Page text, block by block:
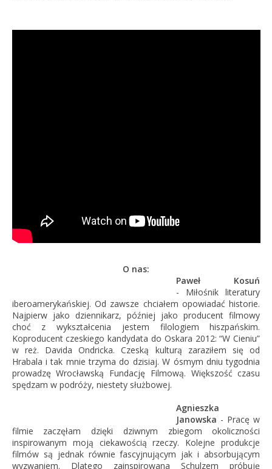
O nas:
Paweł Kosuń
- Miłośnik literatury
iberoamerykańskiej. Od zawsze chciałem opowiadać historie.
Najpierw jako dziennikarz, później jako producent filmowy
choć z wykształcenia jestem filologiem hiszpańskim.
Koproducent czeskiego kandydata do Oskara 2012: “W Cieniu”
w reż. Davida Ondricka. Czeską kulturą zaraziłem się od
Hrabala i tak mnie trzyma do dzisiaj. W ósmym dniu tygodnia
prowadzę Wrocławską Fundację Filmową. Większość czasu
spędzam w podróży, niestety służbowej.
Agnieszka
Janowska - Pracę w
filmie zaczęłam dzięki dziwnym zbiegom okoliczności
inspirowanym moją ciekawością rzeczy. Kolejne produkcje
filmów są jednak równie fascyjnującym jak i absorbującym
wyzwaniem. Dlatego zainspirowana Schulzem próbuję